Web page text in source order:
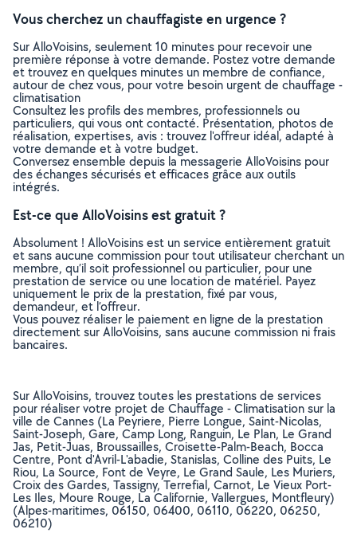
Vous cherchez un chauffagiste en urgence ?
Sur AlloVoisins, seulement 10 minutes pour recevoir une
première réponse à votre demande. Postez votre demande
et trouvez en quelques minutes un membre de confiance,
autour de chez vous, pour votre besoin urgent de chauffage -
climatisation
Consultez les profils des membres, professionnels ou
particuliers, qui vous ont contacté. Présentation, photos de
réalisation, expertises, avis : trouvez l'offreur idéal, adapté à
votre demande et à votre budget.
Conversez ensemble depuis la messagerie AlloVoisins pour
des échanges sécurisés et efficaces grâce aux outils
intégrés.
Est-ce que AlloVoisins est gratuit ?
Absolument ! AlloVoisins est un service entièrement gratuit
et sans aucune commission pour tout utilisateur cherchant un
membre, qu’il soit professionnel ou particulier, pour une
prestation de service ou une location de matériel. Payez
uniquement le prix de la prestation, fixé par vous,
demandeur, et l’offreur.
Vous pouvez réaliser le paiement en ligne de la prestation
directement sur AlloVoisins, sans aucune commission ni frais
bancaires.
Sur AlloVoisins, trouvez toutes les prestations de services
pour réaliser votre projet de Chauffage - Climatisation sur la
ville de Cannes (La Peyriere, Pierre Longue, Saint-Nicolas,
Saint-Joseph, Gare, Camp Long, Ranguin, Le Plan, Le Grand
Jas, Petit-Juas, Broussailles, Croisette-Palm-Beach, Bocca
Centre, Pont d'Avril-L'abadie, Stanislas, Colline des Puits, Le
Riou, La Source, Font de Veyre, Le Grand Saule, Les Muriers,
Croix des Gardes, Tassigny, Terrefial, Carnot, Le Vieux Port-
Les Iles, Moure Rouge, La Californie, Vallergues, Montfleury)
(Alpes-maritimes, 06150, 06400, 06110, 06220, 06250,
06210)